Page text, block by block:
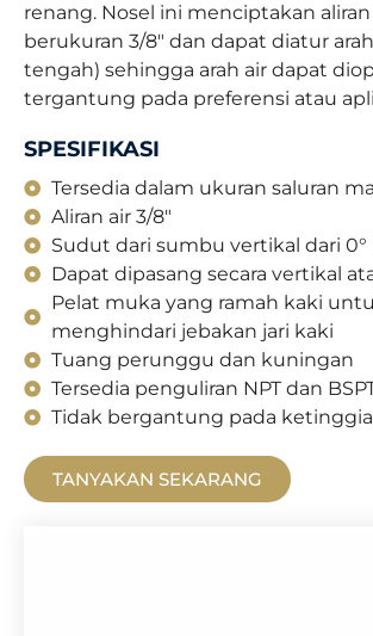
renang. Nosel ini menciptakan
berukuran 3/8" dan dapat diatur
tengah) sehingga arah air dapat
tergantung pada preferensi atau
SPESIFIKASI
Tersedia dalam ukuran saluran
Aliran air 3/8"
Sudut dari sumbu vertikal dari 0°
Dapat dipasang secara vertikal
Pelat muka yang ramah kaki
menghindari jebakan jari kaki
Tuang perunggu dan kuningan
Tersedia penguliran NPT dan
Tidak bergantung pada
TANYAKAN SEKARANG